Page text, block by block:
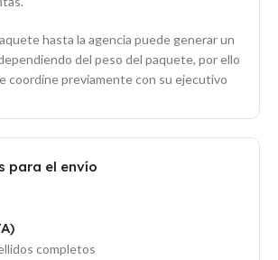
hasta la agencia puede generar un
del peso del paquete, por ello
coordine previamente con su ejecutivo
para el envío
completos